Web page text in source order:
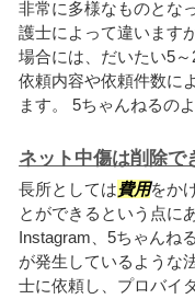
非常に多様なものとな
護士によって違います
場合には、だいたい5～
依頼内容や依頼件数に
ます。 5ちゃんねるの
ネット中傷は削除で
長所としては費用をか
とができるという点に
Instagram、5ちゃんね
が発生しているような
士に依頼し、プロバイ